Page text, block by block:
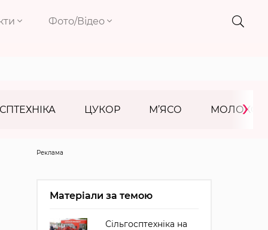
Фото/Відео
ЦУКОР М’ЯСО МОЛОКО
›
Реклама
Матеріали за темою
Сільгосптехніка на